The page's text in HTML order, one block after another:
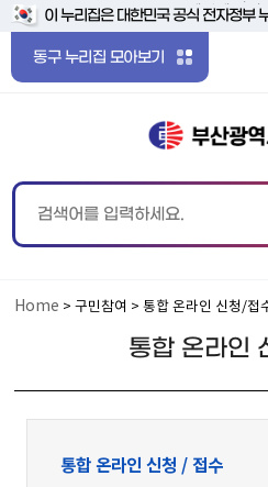
본문 바로
메인메뉴 바
이 누리집은 대한민국 공식 전자정부
동구 누리집 모아보기
Home > 구민참여 > 통합 온라인 신청/접
통합 온라인
통합 온라인 신청 / 접수